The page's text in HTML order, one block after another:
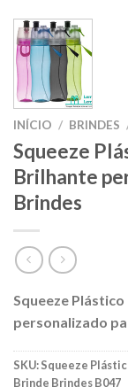
INÍCIO / BRINDES
Squeeze
Brilhante
Brindes
Squeeze
personalizado
SKU:Squeeze
Brinde Brindes B047